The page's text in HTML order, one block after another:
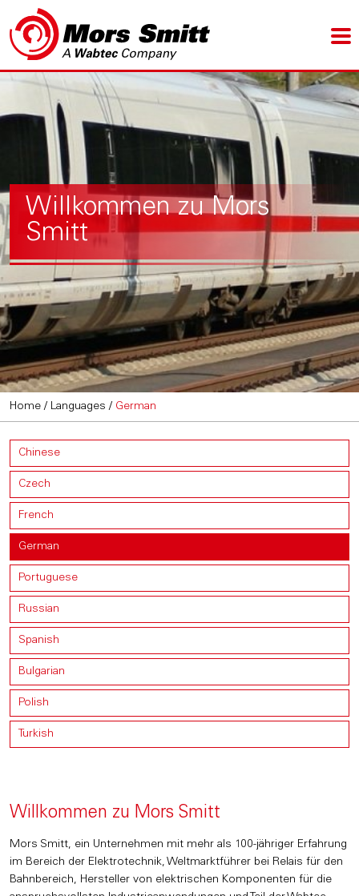
Willkommen zu Mors
Smitt
Home / Languages / German
Chinese
Czech
French
German
Portuguese
Russian
Spanish
Bulgarian
Polish
Turkish
Willkommen zu Mors Smitt
Mors Smitt, ein Unternehmen mit mehr als 100-jähriger Erfahrung
im Bereich der Elektrotechnik, Weltmarktführer bei Relais für den
Bahnbereich, Hersteller von elektrischen Komponenten für die